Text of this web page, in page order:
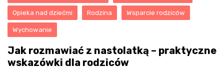
Opieka nad dziećmi Rodzina Wsparcie rodziców
Wychowanie
Jak rozmawiać z nastolatką – praktyczne
wskazówki dla rodziców